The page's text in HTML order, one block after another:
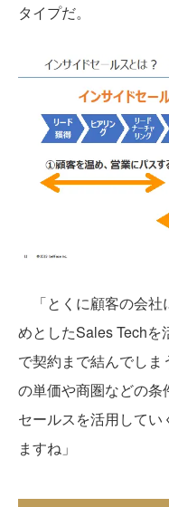
タイプだ。
「とくに顧客の会社
めとしたSales Techを
で契約まで結んでし
の単価や商圏などの条
セールスを活用して
ますね」